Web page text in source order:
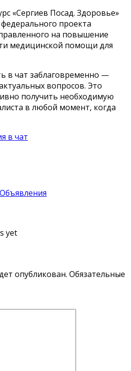
«Сергиев Посад. Здоровье»
проекта
на повышение
медицинской помощи для
в чат заблаговременно —
вопросов. Это
получить необходимую
в любой момент, когда
в чат
Объявления
yet
опубликован. Обязательные